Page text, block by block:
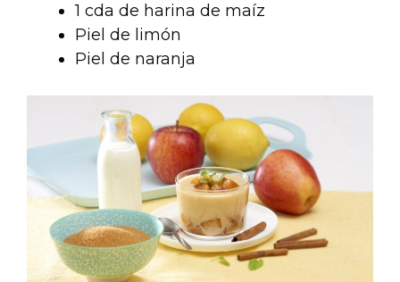
1 cda de harina de maíz
Piel de limón
Piel de naranja